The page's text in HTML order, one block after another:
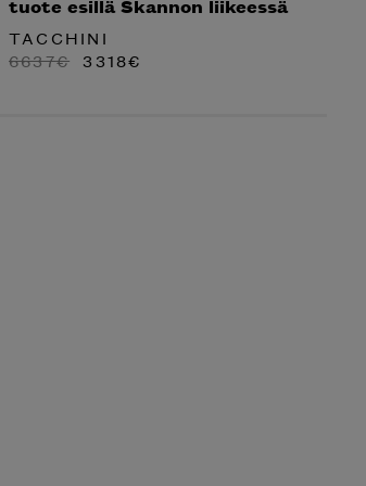
tuote esillä Skannon liikeessä
TACCHINI
6637€
ALKUPERÄINEN
3318€